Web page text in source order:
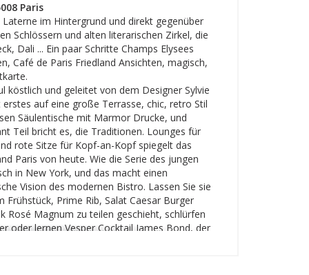
Paris
im Hintergrund und direkt gegenüber
Schlössern und alten literarischen Zirkel, die
Dali ... Ein paar Schritte Champs Elysees
Café de Paris Friedland Ansichten, magisch,
köstlich und geleitet von dem Designer Sylvie
auf eine große Terrasse, chic, retro Stil
Säulentische mit Marmor Drucke, und
Teil bricht es, die Traditionen. Lounges für
rote Sitze für Kopf-an-Kopf spiegelt das
Paris von heute. Wie die Serie des jungen
in New York, und das macht einen
Vision des modernen Bistro. Lassen Sie sie
Frühstück, Prime Rib, Salat Caesar Burger
Rosé Magnum zu teilen geschieht, schlürfen
oder lernen Vesper Cocktail James Bond, der